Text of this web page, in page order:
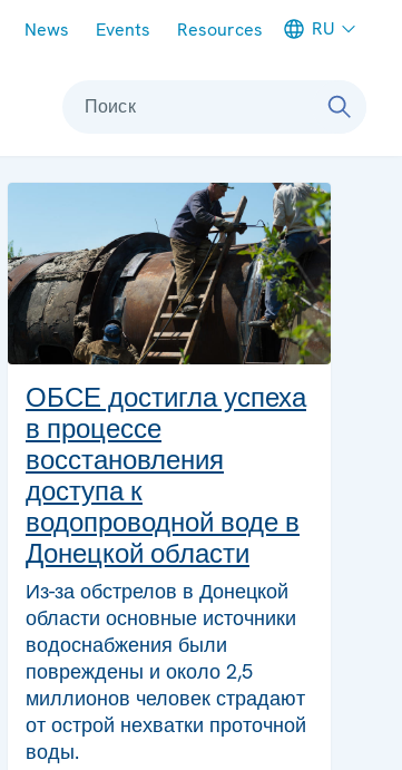
News Events Resources RU
Поиск
ОБСЕ достигла успеха
в процессе
восстановления
доступа к
водопроводной воде в
Донецкой области
Из-за обстрелов в Донецкой
области основные источники
водоснабжения были
повреждены и около 2,5
миллионов человек страдают
от острой нехватки проточной
воды.